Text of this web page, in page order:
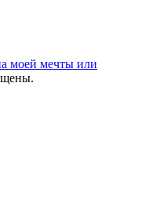
моей мечты или